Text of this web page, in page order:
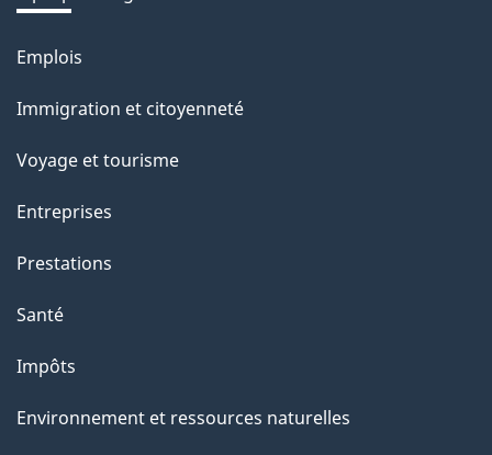
Thèmes
sujets
Emplois
Immigration et citoyenneté
Voyage et tourisme
Entreprises
Prestations
Santé
Impôts
Environnement et ressources naturelles